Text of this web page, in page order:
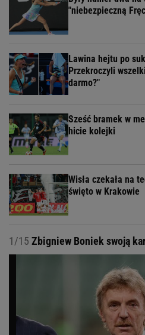
"niebezpieczną
Lawina hejtu po
Przekroczyli
darmo?"
Sześć bramek w
hicie kolejki
Wisła czekała na
święto w Krakowie
1/15 Zbigniew Boniek swoją